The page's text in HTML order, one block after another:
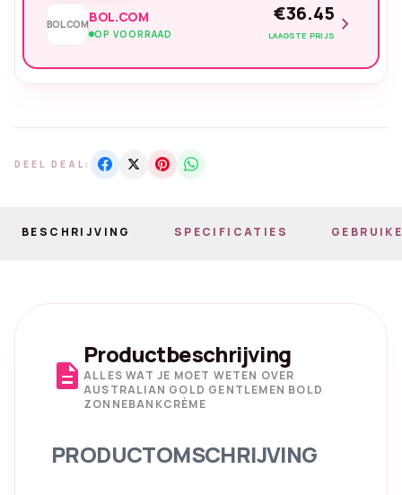
BOL.COMBOL.COM
OP VOORRAAD
€36.45
LAAGSTE PRIJS chevron_right
DEEL DEAL:
BESCHRIJVING SPECIFICATIES
description
Productbeschrijving
ALLES WAT JE MOET WETEN OVER
AUSTRALIAN GOLD GENTLEMEN BOLD
ZONNEBANKCRÈME
PRODUCTOMSCHRIJVING